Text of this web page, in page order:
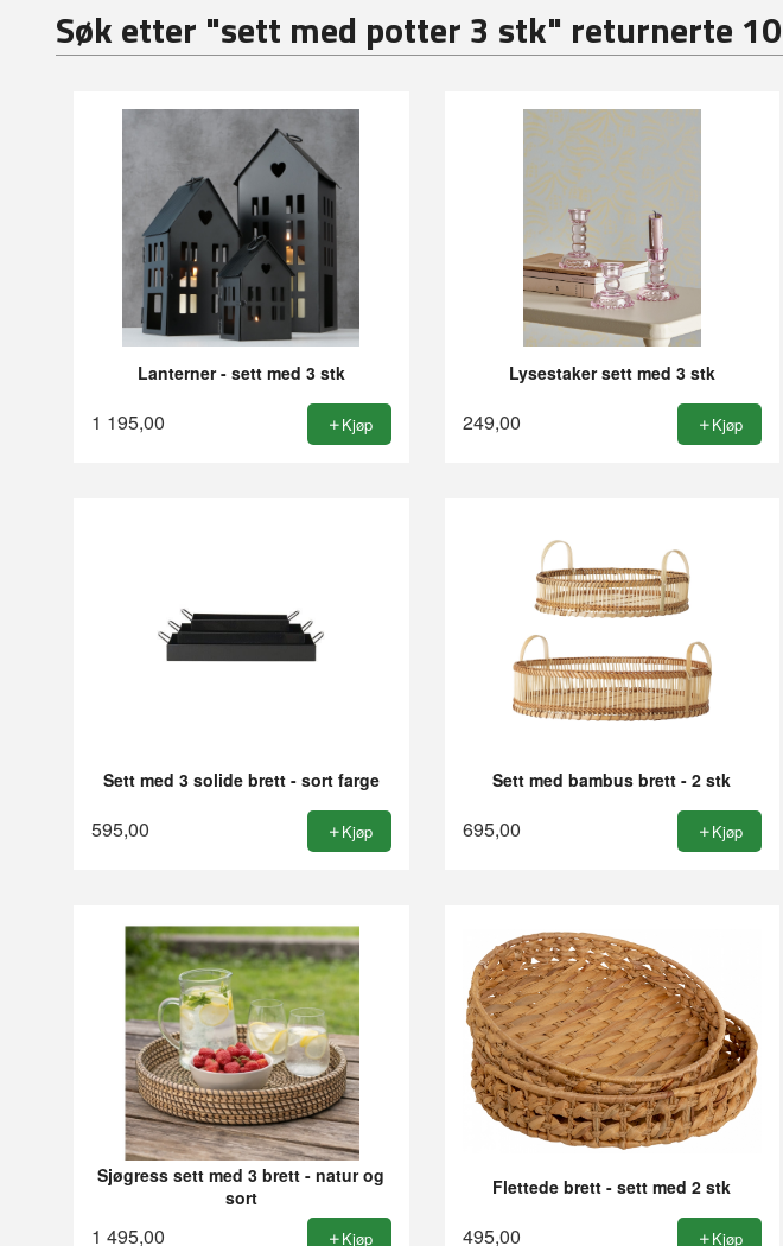
Søk etter "sett med potter 3 stk" returnerte
Lanterner - sett med 3 stk
1 195,00 Kjøp
Lysestaker sett med 3 stk
249,00 Kjøp
Sett med 3 solide brett - sort farge
595,00 Kjøp
Sett med bambus brett - 2 stk
695,00 Kjøp
Sjøgress sett med 3 brett - natur og
sort
1 495,00 Kjøp
Flettede brett - sett med 2 stk
495,00 Kjøp